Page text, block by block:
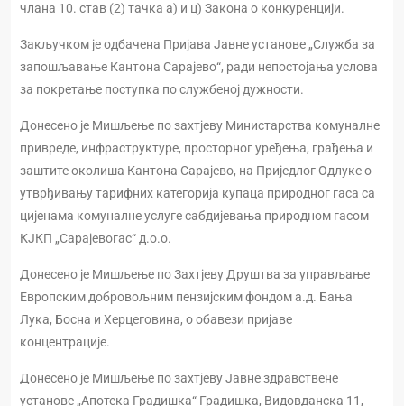
члана 10. став (2) тачка а) и ц) Закона о конкуренцији.
Закључком је одбачена Пријава Јавне установе „Служба за
запошљавање Кантона Сарајево“, ради непостојања услова
за покретање поступка по службеној дужности.
Донесено је Мишљење по захтјеву Министарства комуналне
привреде, инфраструктуре, просторног уређења, грађења и
заштите околиша Кантона Сарајево, на Приједлог Одлуке о
утврђивању тарифних категорија купаца природног гаса са
цијенама комуналне услуге сабдијевања природном гасом
КЈКП „Сарајевогас“ д.о.о.
Донесено је Мишљење по Захтјеву Друштва за управљање
Европским добровољним пензијским фондом а.д. Бања
Лука, Босна и Херцеговина, о обавези пријаве
концентрације.
Донесено је Мишљење по захтјеву Јавне здравствене
установе „Апотека Градишка“ Градишка, Видовданска 11,